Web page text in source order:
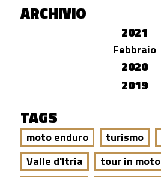
ARCHIVIO
2021
Febbraio
2020
2019
TAGS
moto enduro turismo
Valle d'Itria
tour in moto